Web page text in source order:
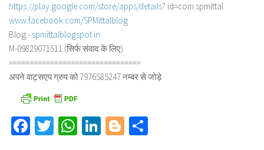
https://play.google.com/store/apps/details? id=com.spmittal
www.facebook.com/SPMittalblog
Blog:- spmittalblogspot.in
M-09829071511 (सिर्फ संवाद के लिए)
================================
अपने वाट्सएप ग्रुप को 7976585247 नम्बर से जोड़े
Facebook
TwitterWhatsApp
LinkedIn
Blogger